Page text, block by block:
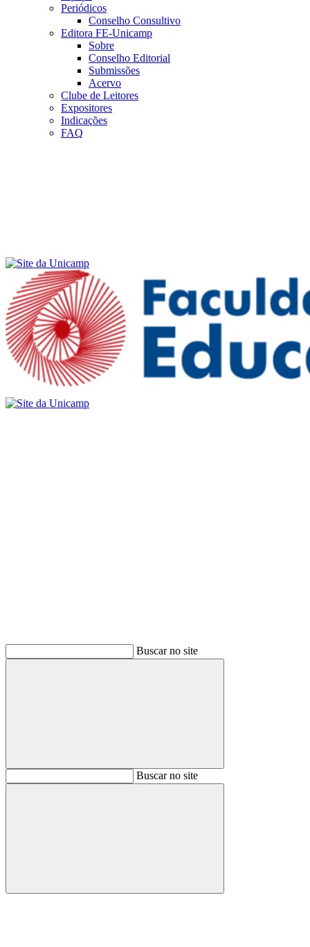
Periódicos
Conselho Consultivo
Editora FE-Unicamp
Sobre
Conselho Editorial
Submissões
Acervo
Clube de Leitores
Expositores
Indicações
FAQ
Buscar no site
BuscarBuscar no site
Buscar